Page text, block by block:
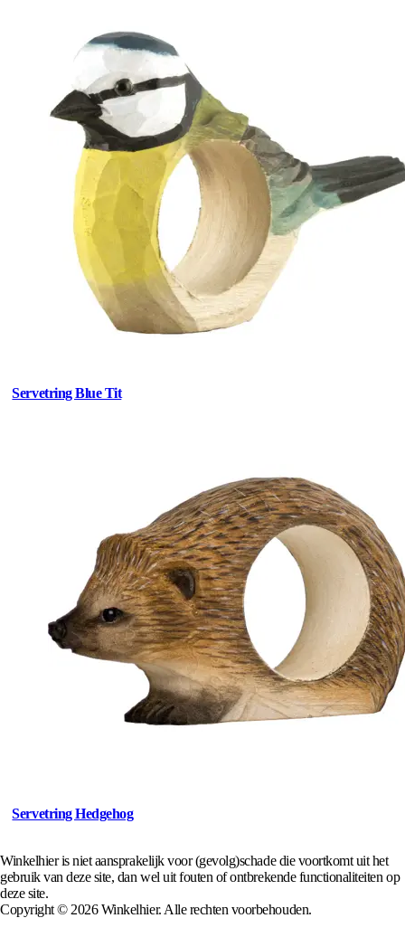
Servetring Blue Tit
Servetring Hedgehog
Winkelhier is niet aansprakelijk voor (gevolg)schade die voortkomt uit het
gebruik van deze site, dan wel uit fouten of ontbrekende functionaliteiten op
deze site.
Copyright © 2026 Winkelhier. Alle rechten voorbehouden.